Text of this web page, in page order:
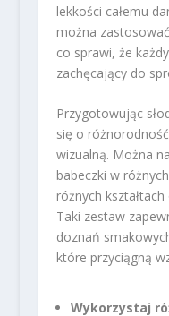
lekkości całemu
można
co sprawi, że
zachęcający do
Przygotowując
się o
wizualną. Można
babeczki w
różnych
Taki zestaw
doznań
które przyciągną
Wykorzystaj